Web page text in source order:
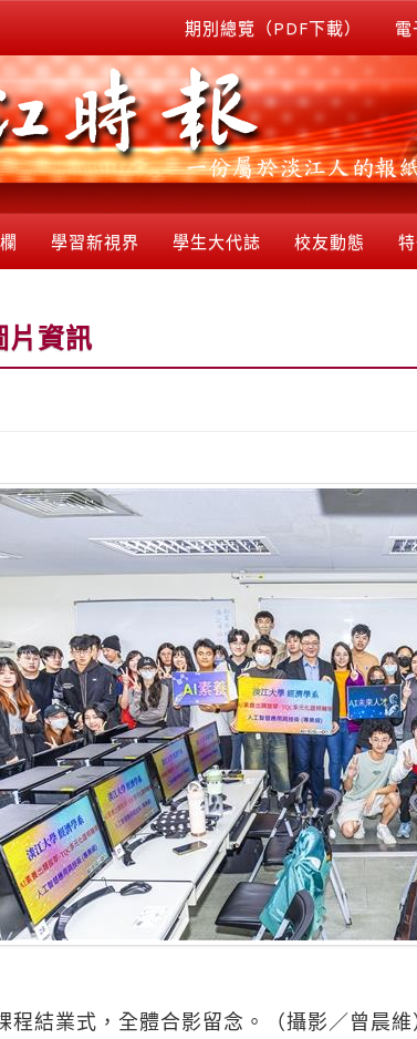
期別總覽（PDF下載） 電
學習新視界 學生大代誌 校友動態
片資訊
程結業式，全體合影留念。（攝影／曾晨維